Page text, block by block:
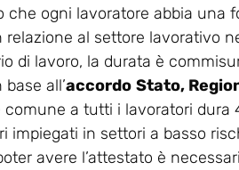
che ogni lavoratore abbia una
relazione al settore lavorativo
di lavoro, la durata è
all’accordo Stato,
comune a tutti i lavoratori
impiegati in settori a basso
avere l’attestato è